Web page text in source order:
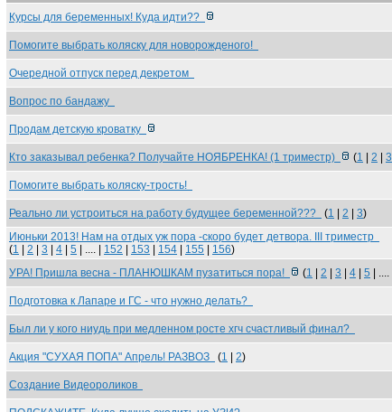
Курсы для беременных! Куда идти??
Помогите выбрать коляску для новорожденого!
Очередной отпуск перед декретом
Вопрос по бандажу
Продам детскую кроватку
Кто заказывал ребенка? Получайте НОЯБРЕНКА! (1 триместр) (1 2 3
Помогите выбрать коляску-трость!
Реально ли устроиться на работу будущее беременной??? (1 2 3)
Июньки 2013! Нам на отдых уж пора -скоро будет детвора. III триместр
(1 2 3 4 5 | .... | 152 153 154 155 156)
УРА! Пришла весна - ПЛАНЮШКАМ пузатиться пора! (1 2 3 4 5 | .... |
Подготовка к Лапаре и ГС - что нужно делать?
Был ли у кого ниудь при медленном росте хгч счастливый финал?
Акция "СУХАЯ ПОПА" Апрель! РАЗВОЗ (1 2)
Создание Видеороликов